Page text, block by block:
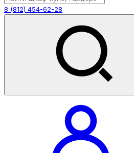
8 (812) 454-62-28